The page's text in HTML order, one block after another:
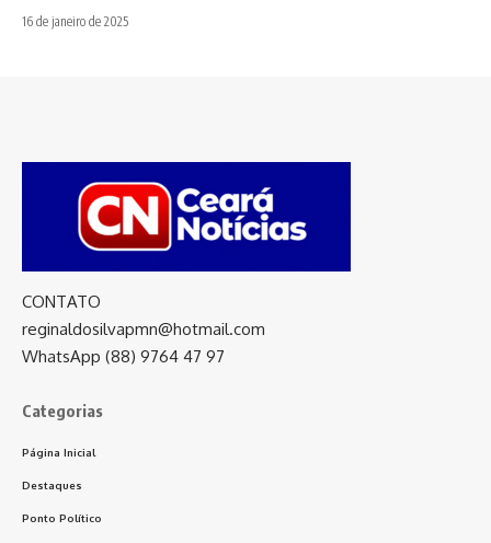
16 de janeiro de 2025
CONTATO
reginaldosilvapmn@hotmail.com
WhatsApp (88) 9764 47 97
Categorias
Página Inicial
Destaques
Ponto Político